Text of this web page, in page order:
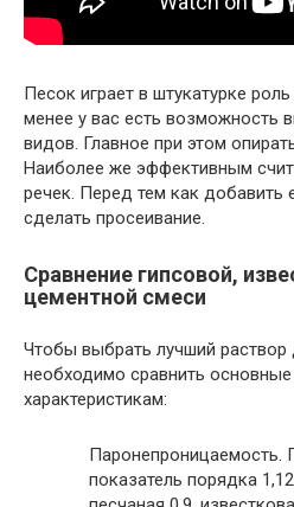
Песок играет в штукатурке
менее у вас есть возможность
видов. Главное при этом
Наиболее же эффективным
речек. Перед тем как добавить
сделать просеивание.
Сравнение гипсовой,
цементной смеси
Чтобы выбрать лучший раствор
необходимо сравнить
характеристикам:
Паронепроницаемость
показатель порядка